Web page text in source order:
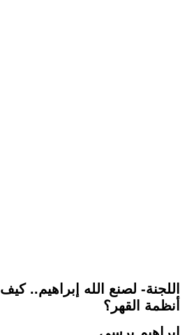
أنظمة القهر؟